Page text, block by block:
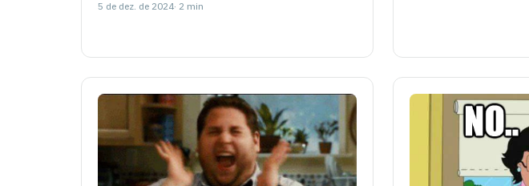
5 de dez. de 2024· 2 min